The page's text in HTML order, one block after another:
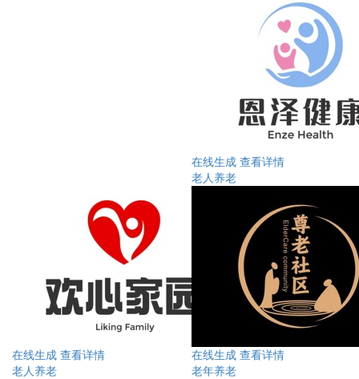
在线生成 查看详情
老人养老
在线生成 查看详情
老人养老
在线生成 查看详情
老年养老